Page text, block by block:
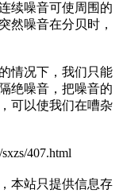
续噪音可使周围的
然噪音在分贝时，
情况下，我们只能
绝噪音，把噪音的
可以使我们在嘈杂
407.html
本站只提供信息存